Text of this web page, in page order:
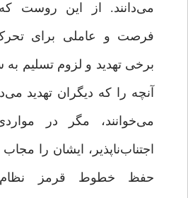
می‌دانند. از این روست
فرصت و عاملی برای تحرک
برخی تهدید و لزوم تسلیم
آنچه را که دیگران تهدید
می‌خوانند، مگر در
اجتناب‌ناپذیر، ایشان را
حفظ خطوط قرمز